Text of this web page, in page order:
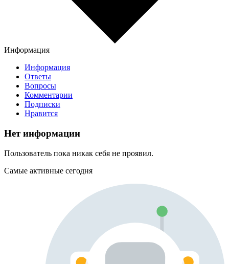
Информация
Информация
Ответы
Вопросы
Комментарии
Подписки
Нравится
Нет информации
Пользователь пока никак себя не проявил.
Самые активные сегодня